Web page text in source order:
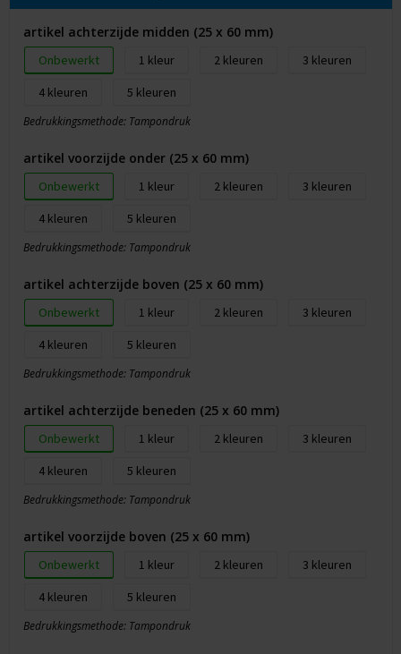
artikel achterzijde midden (25 x 60 mm)
Onbewerkt 1 2
3
4
5
Bedrukkingsmethode: Tampondruk
artikel voorzijde onder (25 x 60 mm)
Onbewerkt 1 2
3
4
5
Bedrukkingsmethode: Tampondruk
artikel achterzijde boven (25 x 60 mm)
Onbewerkt 1 2
3
4
5
Bedrukkingsmethode: Tampondruk
artikel achterzijde beneden (25 x 60 mm)
Onbewerkt 1 2
3
4
5
Bedrukkingsmethode: Tampondruk
artikel voorzijde boven (25 x 60 mm)
Onbewerkt 1 2
3
4
5
Bedrukkingsmethode: Tampondruk